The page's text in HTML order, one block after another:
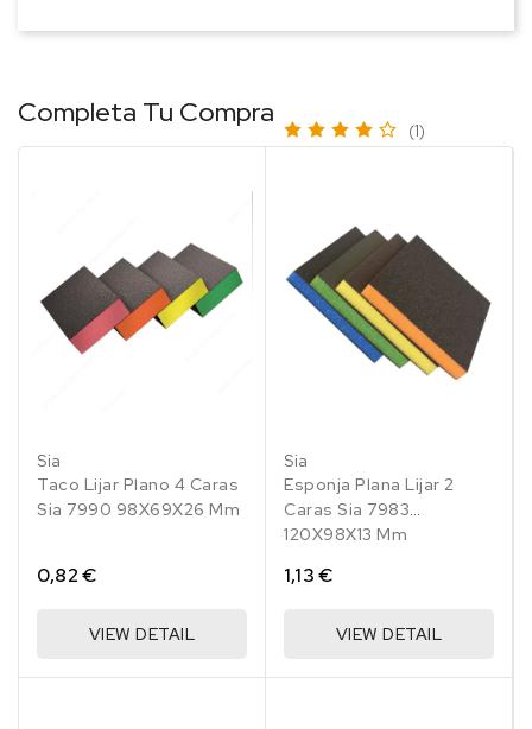
Completa Tu Compra
Sia
Taco Lijar Plano 4 Caras
Sia 7990 98X69X26 Mm
0,82 €
VIEW DETAIL
Sia
Esponja Plana Lijar 2
Caras Sia 7983
120X98X13 Mm
(1)
1,13 €
VIEW DETAIL